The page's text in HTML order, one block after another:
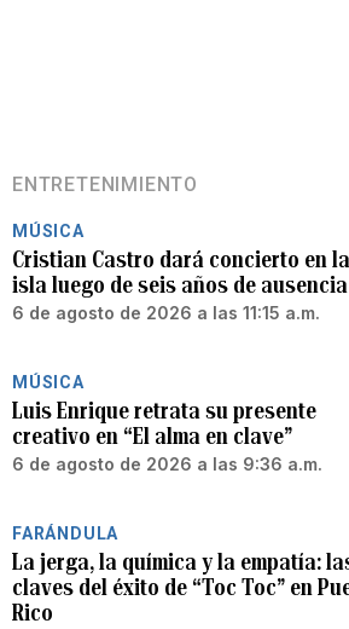
ENTRETENIMIENTO
MÚSICA
Cristian Castro dará concierto en la
isla luego de seis años de ausencia
6 de agosto de 2026 a las 11:15 a.m.
MÚSICA
Luis Enrique retrata su presente
creativo en “El alma en clave”
6 de agosto de 2026 a las 9:36 a.m.
FARÁNDULA
La jerga, la química y la empatía:
claves del éxito de “Toc Toc” en
Rico